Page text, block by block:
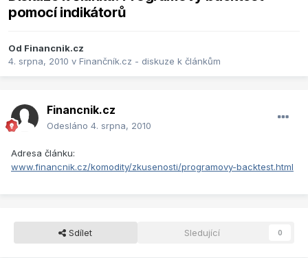
pomocí indikátorů
Od Financnik.cz
4. srpna, 2010 v Finančník.cz - diskuze k článkům
Financnik.cz
Odesláno 4. srpna, 2010
Adresa článku:
www.financnik.cz/komodity/zkusenosti/programovy-backtest.html
Sdílet Sledující 0